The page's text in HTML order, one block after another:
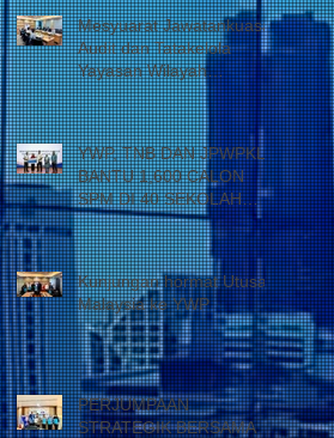
Mesyuarat Jawatankuasa
Audit dan Tatakelola
Yayasan Wilayah
Persekutuan (JATK)
YWP, TNB DAN JPWPKL
BANTU 1,600 CALON
SPM DI 40 SEKOLAH
KUALA LUMPUR
Kunjungan hormat Utusan
Malaysia ke YWP
PERJUMPAAN
STRATEGIK BERSAMA